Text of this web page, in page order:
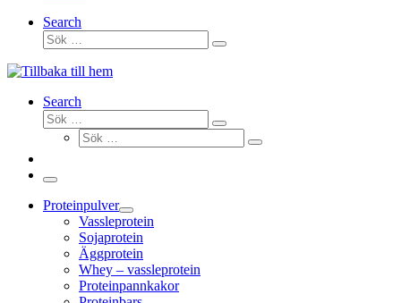
Search
Sök
Sök
Search
Sök
Sök
Sök
Sök
Meny
Proteinpulver
Vassleprotein
Sojaprotein
Äggprotein
Whey – vassleprotein
Proteinpannkakor